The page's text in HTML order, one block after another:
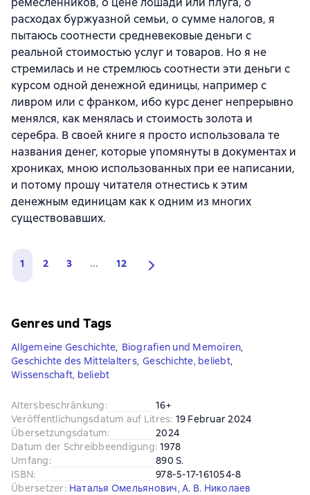
расходах буржуазной семьи, о сумме налогов, я
пытаюсь соотнести средневековые деньги с
реальной стоимостью услуг и товаров. Но я не
стремилась и не стремлюсь соотнести эти деньги с
курсом одной денежной единицы, например с
ливром или с франком, ибо курс денег непрерывно
менялся, как менялась и стоимость золота и
серебра. В своей книге я просто использовала те
названия денег, которые упомянуты в документах и
хрониках, мною использованных при ее написании,
и потому прошу читателя отнестись к этим
денежным единицам как к одним из многих
существовавших.
1 2 3 ... 12
Genres und Tags
Allgemeine Geschichte, Biografien und Memoiren,
Geschichte des Mittelalters, Geschichte, beliebt,
Wissenschaft, beliebt
Altersbeschränkung:
16+
Veröffentlichungsdatum auf Litres: 19 Februar 2024
Übersetzungsdatum:
2024
Datum der Schreibbeendigung: 1978
Umfang:
890 S.
ISBN:
978-5-17-161054-8
Übersetzer: Наталья Омельянович, А. В. Николаев